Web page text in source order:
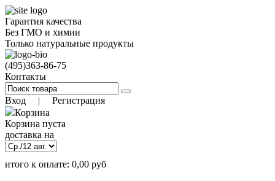
Гарантия качества
Без ГМО и химии
Только натуральные продукты
(495)363-86-75
Контакты
Вход | Регистрация
Корзина
Корзина пуста
доставка на
) 9 авг. 18:00 (заказать до
итого к оплате: 0,00 руб